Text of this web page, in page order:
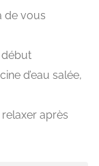
de vous
début
d’eau salée,
après